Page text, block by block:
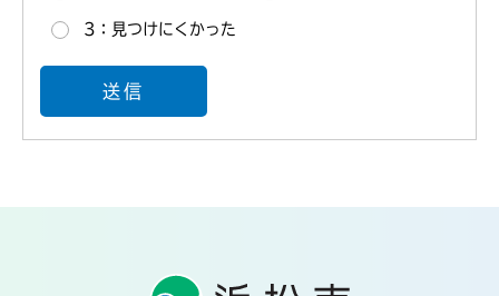
3：見つけにくかった